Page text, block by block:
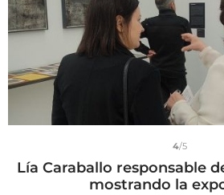
4/5
Lía Caraballo responsable
mostrando la